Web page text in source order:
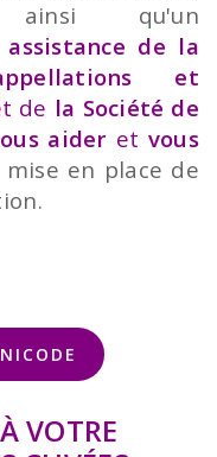
ainsi qu'un
de la
et
de la Société de
aider et vous
mise en place de
VOTRE